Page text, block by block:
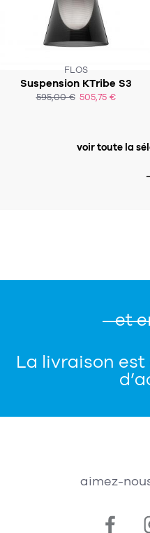
FLOS
Suspension KTribe S3
595,00 € 505,75 €
CE PRODUIT N'EST PLUS EN STOCK
:-(
ACHAT EXPRESS
voir toute la
et
La livraison
aimez-